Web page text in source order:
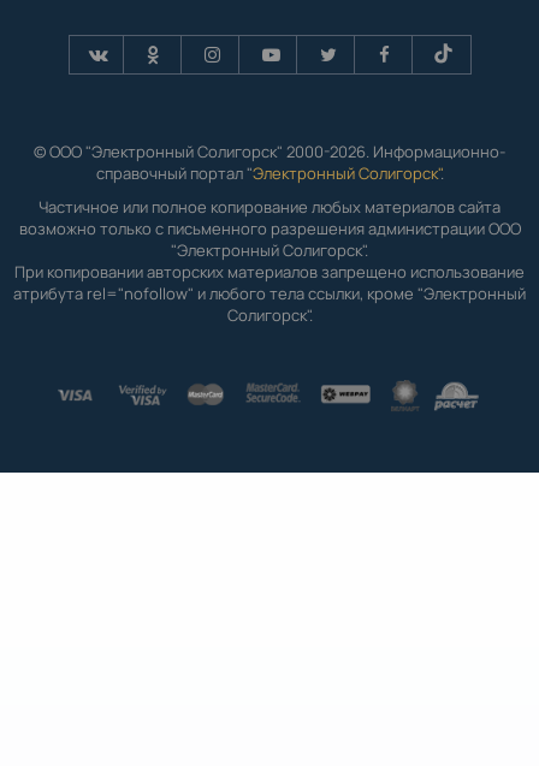
© ООО "Электронный Солигорск" 2000-2026. Информационно-
справочный портал "Электронный Солигорск".
Частичное или полное копирование любых материалов сайта
возможно только с письменного разрешения администрации ООО
"Электронный Солигорск".
При копировании авторских материалов запрещено использование
атрибута rel="nofollow" и любого тела ссылки, кроме "Электронный
Солигорск".